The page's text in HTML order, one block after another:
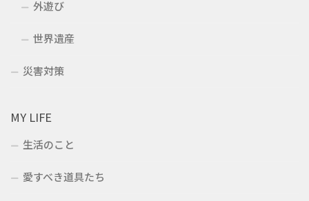
外遊び
世界遺産
災害対策
MY LIFE
生活のこと
愛すべき道具たち